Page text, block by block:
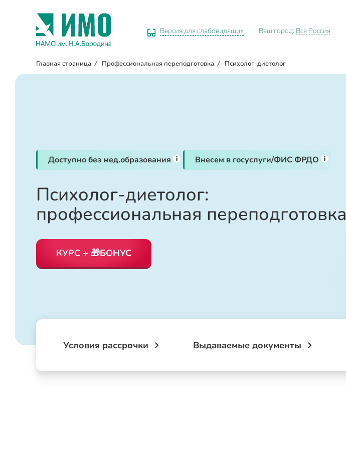
Версия для слабовидящих Ваш город: Вся Россия
Главная страница / Профессиональная переподготовка / Психолог-диетолог
Доступно без мед.образования i Внесем в госуслуги/ФИС ФРДО i
Психолог-диетолог:
профессиональная переподготовка
КУРС + 🎁БОНУС
Условия рассрочки Выдаваемые документы